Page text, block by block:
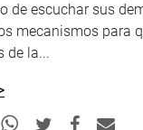
más información en
de escuchar sus
mecanismos para
de la...